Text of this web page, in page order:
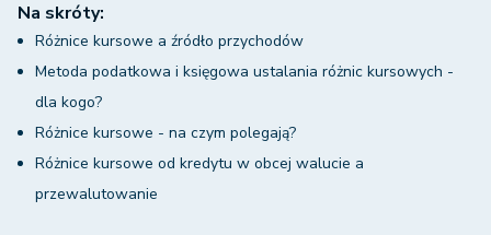
Na skróty:
Różnice kursowe a źródło przychodów
Metoda podatkowa i księgowa ustalania różnic kursowych -
dla kogo?
Różnice kursowe - na czym polegają?
Różnice kursowe od kredytu w obcej walucie a
przewalutowanie